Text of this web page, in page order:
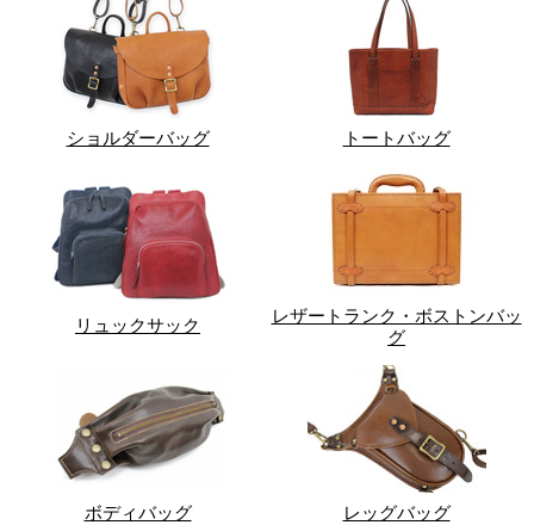
ショルダーバッグ トートバッグ
リュックサック
レザートランク・ボストンバッ
グ
ボディバッグ レッグバッグ